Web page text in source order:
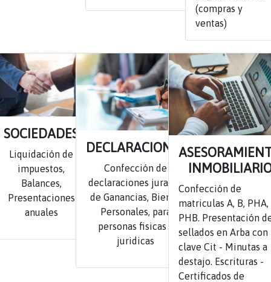
(compras y
ventas)
SOCIEDADES
Liquidación de
impuestos,
Balances,
Presentaciones
anuales
DECLARACIONES
Confección de
declaraciones juradas
de Ganancias, Bienes
Personales, para
personas fisicas y
juridicas
Confección de
matriculas A, B, PHA,
PHB. Presentación
sellados en Arba con
clave Cit - Minutas a
destajo. Escrituras -
Certificados de